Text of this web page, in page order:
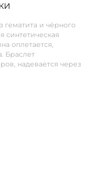
и чёрного
синтетическая
оплетается,
Браслет
надевается через